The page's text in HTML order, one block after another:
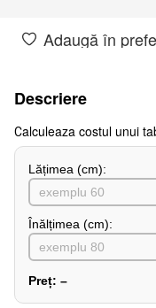
Adaugă în
Descriere
Сalculeaza costul unui
Lățimea (сm):
Înălțimea (cm):
Preț: –